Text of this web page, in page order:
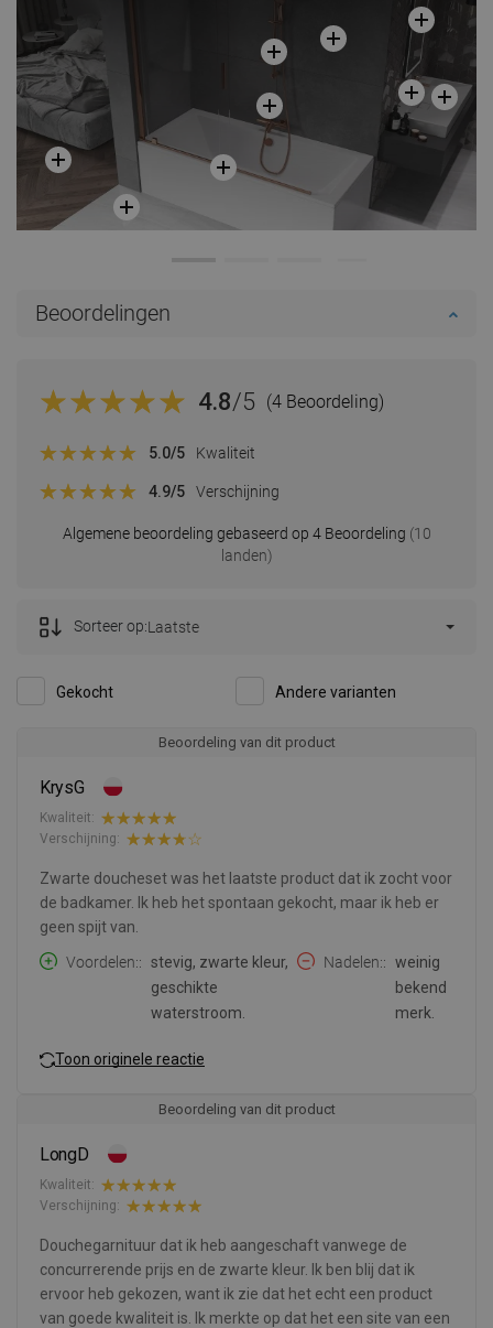
Beoordelingen
4.8/5 (4 Beoordeling)
Algemene beoordeling gebaseerd op 4 Beoordeling (10
landen)
5.0/5 Kwaliteit
4.9/5 Verschijning
Gekocht Andere varianten
Sorteer op:Laatste
Beoordeling van dit product
KrysG
Kwaliteit:
Verschijning:
Zwarte doucheset was het laatste product dat ik zocht voor
de badkamer. Ik heb het spontaan gekocht, maar ik heb er
geen spijt van.
Voordelen:
stevig, zwarte kleur,
geschikte
waterstroom.
Nadelen:
weinig
bekend
merk.
Toon originele reactie
Beoordeling van dit product
LongD
Kwaliteit:
Verschijning:
Douchegarnituur dat ik heb aangeschaft vanwege de
concurrerende prijs en de zwarte kleur. Ik ben blij dat ik
ervoor heb gekozen, want ik zie dat het echt een product
van goede kwaliteit is. Ik merkte op dat het een site van een